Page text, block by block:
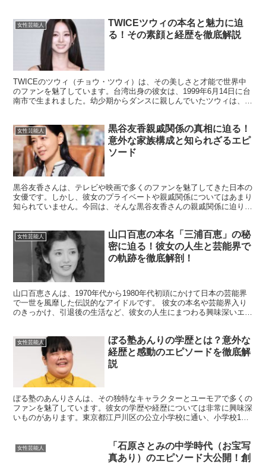
女性芸能人
TWICEツウィの本名と魅力に迫
る！その素顔と経歴を徹底解説
TWICEのツウィ（チョウ・ツウィ）は、その美しさと才能で世界中
のファンを魅了しています。台湾出身の彼女は、1999年6月14日に台
南市で生まれました。幼少期からダンスに親しんでいたツウィは、中
女性芸能人
黒谷友香親戚関係の真相に迫る！
意外な家族構成と知られざるエピ
ソード
黒谷友香さんは、テレビや映画で多くのファンを魅了してきた日本の
女優です。しかし、彼女のプライベートや親戚関係についてはあまり
知られていません。今回は、そんな黒谷友香さんの親戚関係に迫り、
女性芸能人
山口百恵の本名「三浦百恵」の秘
密に迫る！彼女の人生と芸能界で
の軌跡を徹底解剖！
山口百恵さんは、1970年代から1980年代初頭にかけて日本の芸能界
で一世を風靡した伝説的なアイドルです。 彼女の本名や芸能界入り
のきっかけ、引退後の生活など、彼女の人生にまつわる興味深いエピ
女性芸能人
ぼる塾あんりの学歴とは？意外な
経歴と感動のエピソードを徹底解
説
ぼる塾のあんりさんは、その独特なキャラクターとユーモアで多くの
ファンを魅了しています。彼女の学歴や経歴については非常に興味深
いものがあります。東京都江戸川区の公立小学校に通い、小学校1年
女性芸能人
「石原さとみの中学時代（お宝写
真あり）のエピソード大公開！創